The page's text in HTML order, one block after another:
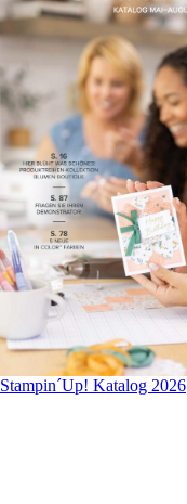
Stampin´Up! Katalog 2026